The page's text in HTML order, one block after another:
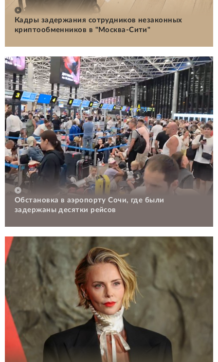
Кадры задержания сотрудников незаконных
криптообменников в "Москва-Сити"
Обстановка в аэропорту Сочи, где были
задержаны десятки рейсов